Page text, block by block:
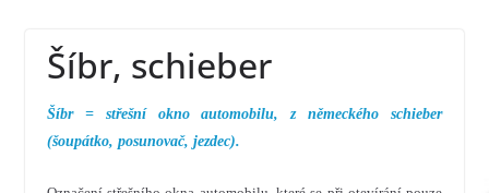
Šíbr, schieber
Šíbr = střešní okno automobilu, z německého schieber
(šoupátko, posunovač, jezdec).